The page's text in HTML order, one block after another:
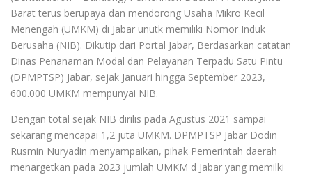
Barat terus berupaya dan mendorong Usaha Mikro Kecil
Menengah (UMKM) di Jabar unutk memiliki Nomor Induk
Berusaha (NIB). Dikutip dari Portal Jabar, Berdasarkan catatan
Dinas Penanaman Modal dan Pelayanan Terpadu Satu Pintu
(DPMPTSP) Jabar, sejak Januari hingga September 2023,
600.000 UMKM mempunyai NIB.
Dengan total sejak NIB dirilis pada Agustus 2021 sampai
sekarang mencapai 1,2 juta UMKM. DPMPTSP Jabar Dodin
Rusmin Nuryadin menyampaikan, pihak Pemerintah daerah
menargetkan pada 2023 jumlah UMKM d Jabar yang memilki